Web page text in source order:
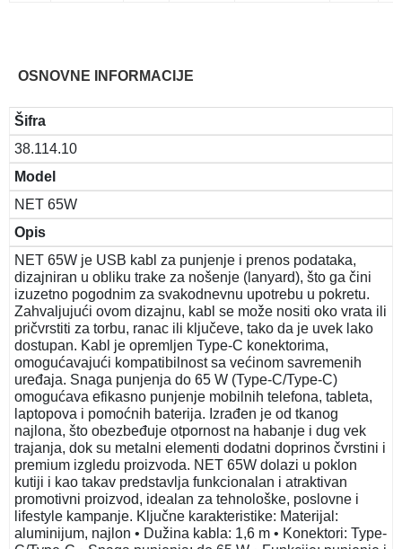
OSNOVNE INFORMACIJE
Šifra
38.114.10
Model
NET 65W
Opis
NET 65W je USB kabl za punjenje i prenos podataka,
dizajniran u obliku trake za nošenje (lanyard), što ga čini
izuzetno pogodnim za svakodnevnu upotrebu u pokretu.
Zahvaljujući ovom dizajnu, kabl se može nositi oko vrata ili
pričvrstiti za torbu, ranac ili ključeve, tako da je uvek lako
dostupan. Kabl je opremljen Type-C konektorima,
omogućavajući kompatibilnost sa većinom savremenih
uređaja. Snaga punjenja do 65 W (Type-C/Type-C)
omogućava efikasno punjenje mobilnih telefona, tableta,
laptopova i pomoćnih baterija. Izrađen je od tkanog
najlona, što obezbeđuje otpornost na habanje i dug vek
trajanja, dok su metalni elementi dodatni doprinos čvrstini i
premium izgledu proizvoda. NET 65W dolazi u poklon
kutiji i kao takav predstavlja funkcionalan i atraktivan
promotivni proizvod, idealan za tehnološke, poslovne i
lifestyle kampanje. Ključne karakteristike: Materijal:
aluminijum, najlon • Dužina kabla: 1,6 m • Konektori: Type-